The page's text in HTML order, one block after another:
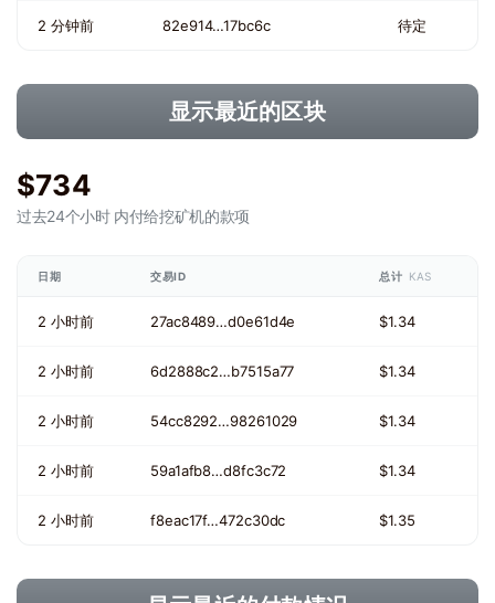
2 分钟前 82e914…17bc6c 待定
显示最近的区块
$734
过去24个小时 内付给挖矿机的款项
日期 交易ID 总计 KAS
2 小时前 27ac8489…d0e61d4e $1.34
2 小时前 6d2888c2…b7515a77 $1.34
2 小时前 54cc8292…98261029 $1.34
2 小时前 59a1afb8…d8fc3c72 $1.34
2 小时前 f8eac17f…472c30dc $1.35